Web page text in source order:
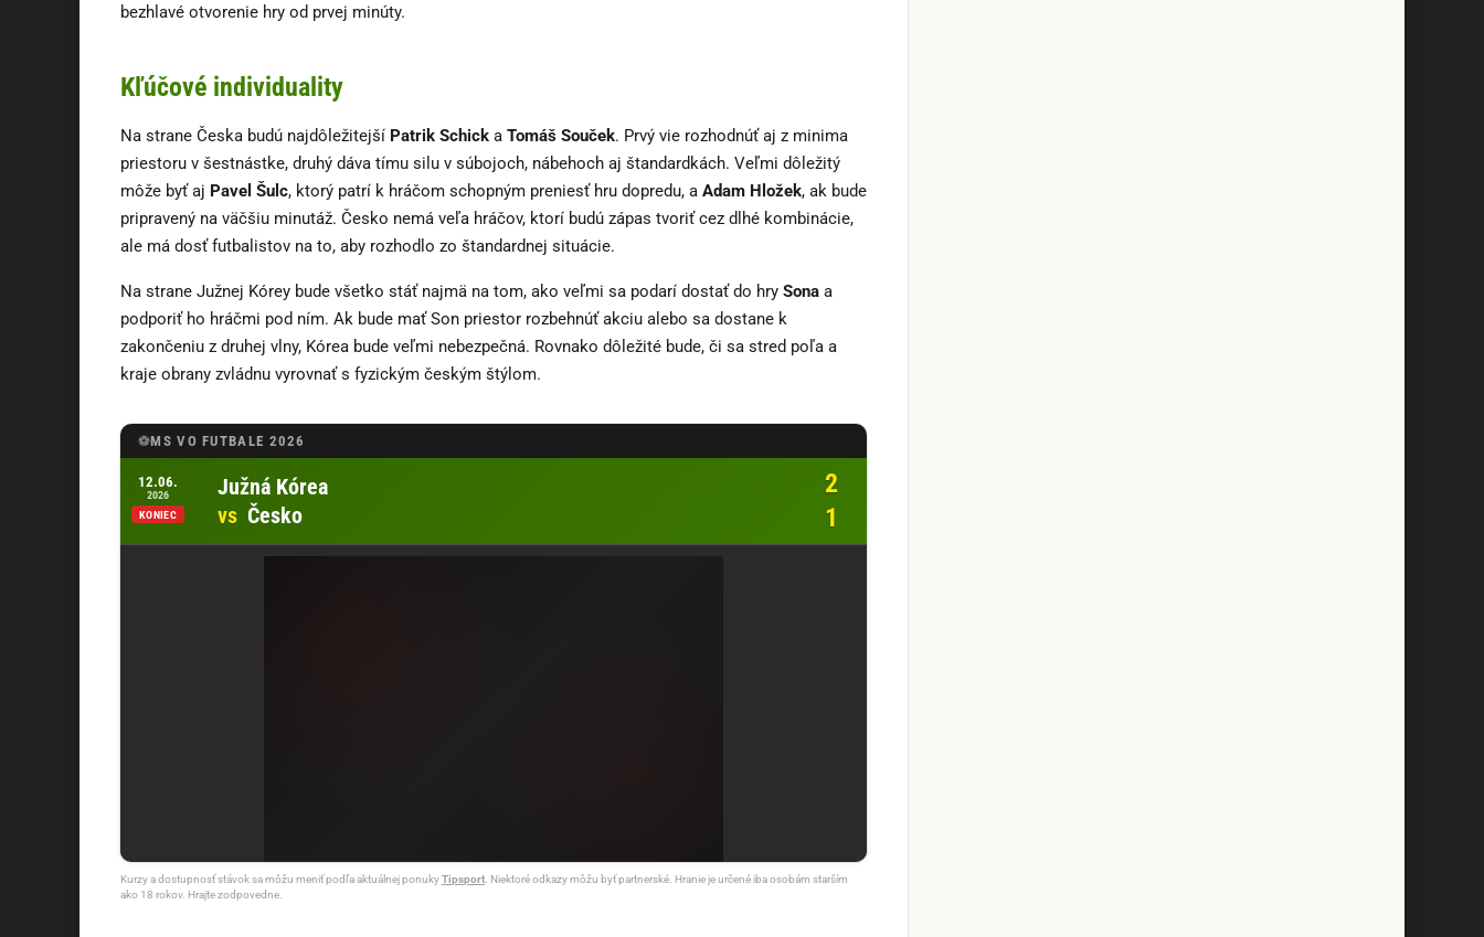
bezhlavé otvorenie hry od prvej minúty.
Kľúčové individuality
Na strane Česka budú najdôležitejší Patrik Schick a Tomáš Souček. Prvý vie rozhodnúť aj z minima
priestoru v šestnástke, druhý dáva tímu silu v súbojoch, nábehoch aj štandardkách. Veľmi dôležitý
môže byť aj Pavel Šulc, ktorý patrí k hráčom schopným preniesť hru dopredu, a Adam Hložek, ak bude
pripravený na väčšiu minutáž. Česko nemá veľa hráčov, ktorí budú zápas tvoriť cez dlhé kombinácie,
ale má dosť futbalistov na to, aby rozhodlo zo štandardnej situácie.
Na strane Južnej Kórey bude všetko stáť najmä na tom, ako veľmi sa podarí dostať do hry Sona a
podporiť ho hráčmi pod ním. Ak bude mať Son priestor rozbehnúť akciu alebo sa dostane k
zakončeniu z druhej vlny, Kórea bude veľmi nebezpečná. Rovnako dôležité bude, či sa stred poľa a
kraje obrany zvládnu vyrovnať s fyzickým českým štýlom.
MS VO FUTBALE 2026
Južná Kórea
vs Česko
12.06.
2026
KONIEC
Kurzy a dostupnosť stávok sa môžu meniť podľa aktuálnej ponukyTipsport . Niektoré odkazy môžu byť partnerské. Hranie je určené iba osobám starším
ako 18 rokov. Hrajte zodpovedne.